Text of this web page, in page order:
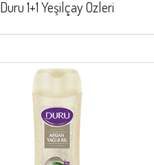
Duru 1+1 Yeşilçay Özleri